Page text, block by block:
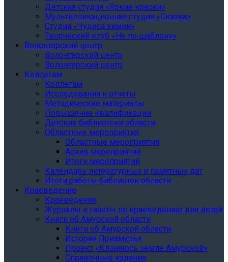
Детская студия «Яркие краски»
Мультипликационная студия «Сказка»
Студия «Чудеса химии»
Творческий клуб «Не по шаблону»
Волонтерский центр
Волонтерский центр
Волонтерский центр
Коллегам
Коллегам
Исследования и отчеты
Методические материалы
Повышение квалификации
Детские библиотеки области
Областные мероприятия
Областные мероприятия
Архив мероприятий
Итоги мероприятий
Календарь литературных и памятных дат
Итоги работы библиотек области
Краеведение
Краеведение
Журналы и газеты по краеведению для детей
Книги об Амурской области
Книги об Амурской области
История Приамурья
Проект «Кланяюсь земле Амурской»
Справочные издания